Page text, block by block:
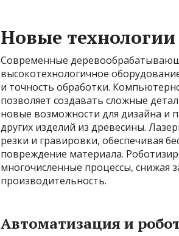
Новые
Современные
высокотехнологичное
и точность обработки.
позволяет создавать сложные
новые возможности для дизайна и
других изделий из древесины.
резки и гравировки, обеспечивая
повреждение материала.
многочисленные процессы, снижая
производительность.
Автоматизация и